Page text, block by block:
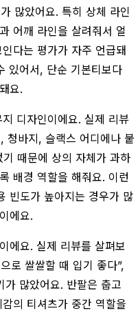
많았어요. 특히 상체 라인
어깨 라인을 살려줘서 얼
다는 평가가 자주 언급돼
있어서, 단순 기본티보다
요.
디자인이에요. 실제 리뷰
청바지, 슬랙스 어디에나 붙
때문에 상의 자체가 과하
배경 역할을 해줘요. 이런
빈도가 높아지는 경우가 많
에요.
에요. 실제 리뷰를 살펴보
로 쌀쌀할 때 입기 좋다”,
가 많았어요. 반팔은 춥고
의 티셔츠가 중간 역할을